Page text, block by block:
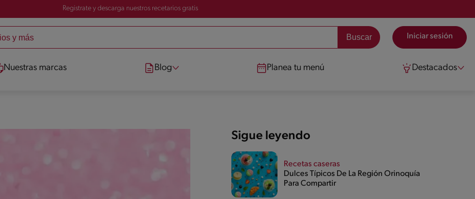
Registrate y descarga nuestros recetarios gratis
Iniciar sesión
Nuestras marcas Blog Planea tu menú Destacados
Sigue leyendo
Recetas caseras
Dulces Típicos De La Región Orinoquía
Para Compartir